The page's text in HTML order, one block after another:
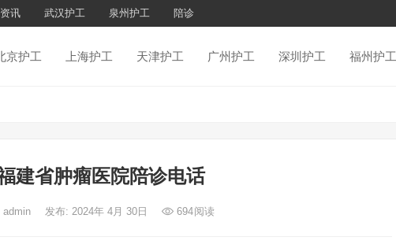
讯 武汉护工 泉州护工 陪诊
京护工 上海护工 天津护工 广州护工 深圳护工 福州护工
建省肿瘤医院陪诊电话
admin 发布: 2024年 4月 30日 694阅读